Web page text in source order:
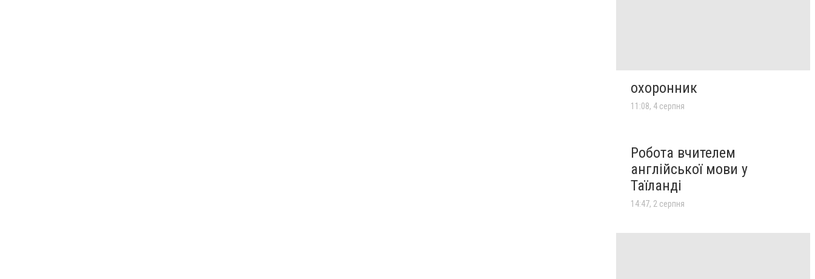
охоронник
11:08, 4 серпня
Робота вчителем
англійської мови у
Таїланді
14:47, 2 серпня